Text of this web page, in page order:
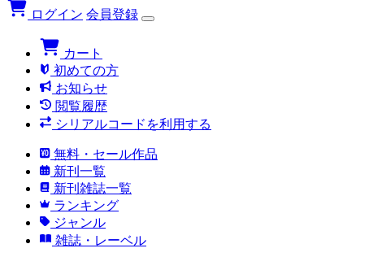
ログイン 会員登録
カート
初めての方
お知らせ
閲覧履歴
シリアルコードを利用する
無料・セール作品
新刊一覧
新刊雑誌一覧
ランキング
ジャンル
雑誌・レーベル